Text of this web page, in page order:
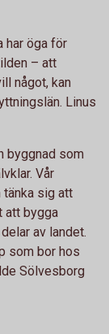
har öga för
– att
något, kan
Linus
byggnad som
Vår
tänka sig att
att bygga
av landet.
som bor hos
Sölvesborg